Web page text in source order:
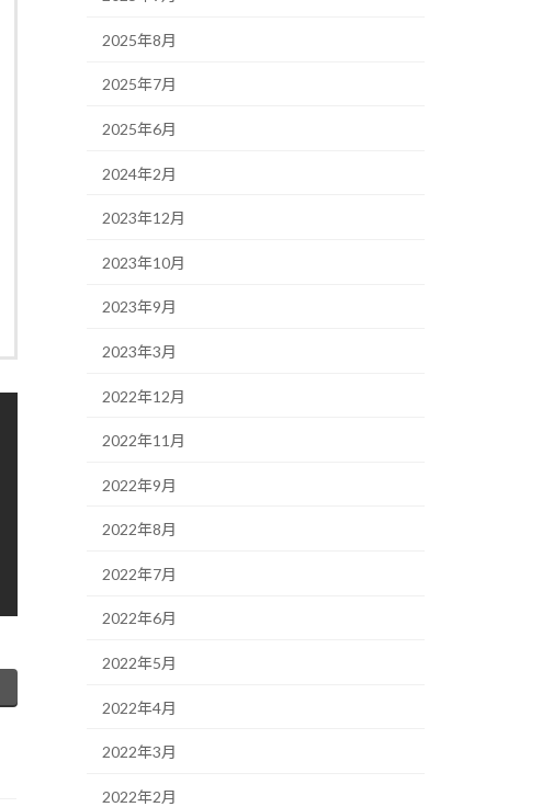
2025年8月
2025年7月
2025年6月
2024年2月
2023年12月
2023年10月
2023年9月
2023年3月
2022年12月
2022年11月
2022年9月
2022年8月
2022年7月
2022年6月
2022年5月
2022年4月
2022年3月
2022年2月